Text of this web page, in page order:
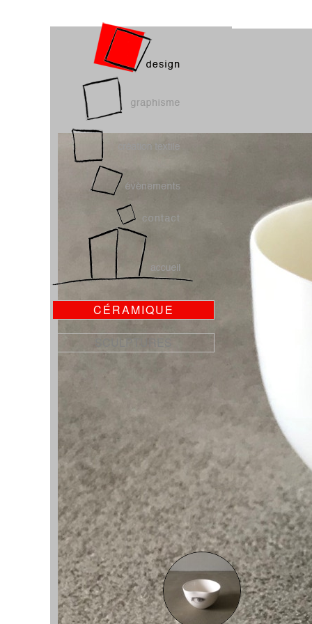
CÉRAMIQUE